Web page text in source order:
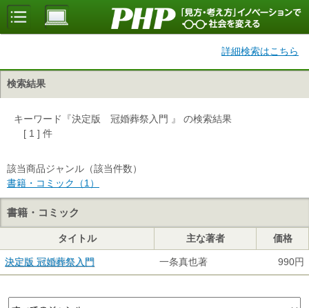
詳細検索はこちら
検索結果
キーワード『決定版 冠婚葬祭入門 』 の検索結果
[ 1 ] 件
該当商品ジャンル（該当件数）
書籍・コミック（1）
書籍・コミック
タイトル 主な著者 価格
決定版 冠婚葬祭入門 一条真也著 990円